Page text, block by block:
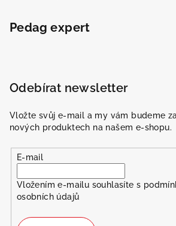
Pedag expert
Odebírat newsletter
Vložte svůj e-mail a my vám budeme
nových produktech na našem e-shopu.
E-mail
Vložením e-mailu souhlasíte s
osobních údajů